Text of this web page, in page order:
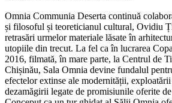
Omnia Communia Deserta continuă
și filosoful și teoreticianul cultural, Ovidiu
retrasări urmelor materiale lăsate în
utopiile din trecut. La fel ca în lucrarea
2016, filmată, în mare parte, la Centrul de
Chișinău, Sala Omnia devine fundalul
efectelor extinse ale modernității, exploatării
dezamăgirii legate de promisiunile oferite